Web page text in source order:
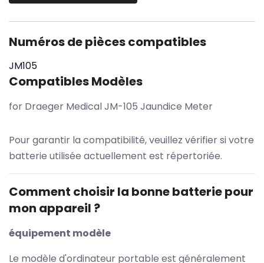
Numéros de pièces compatibles
JM105
Compatibles Modèles
for Draeger Medical JM-105 Jaundice Meter
Pour garantir la compatibilité, veuillez vérifier si votre
batterie utilisée actuellement est répertoriée.
Comment choisir la bonne batterie pour
mon appareil ?
équipement modèle
Le modèle d'ordinateur portable est généralement